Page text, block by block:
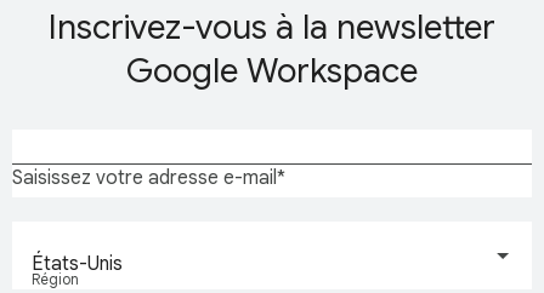
Inscrivez-vous à la newsletter
Google Workspace
Saisissez votre adresse e-mail
Région
États-Unis